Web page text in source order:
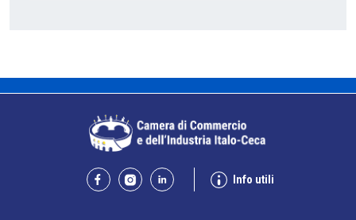
Info utili